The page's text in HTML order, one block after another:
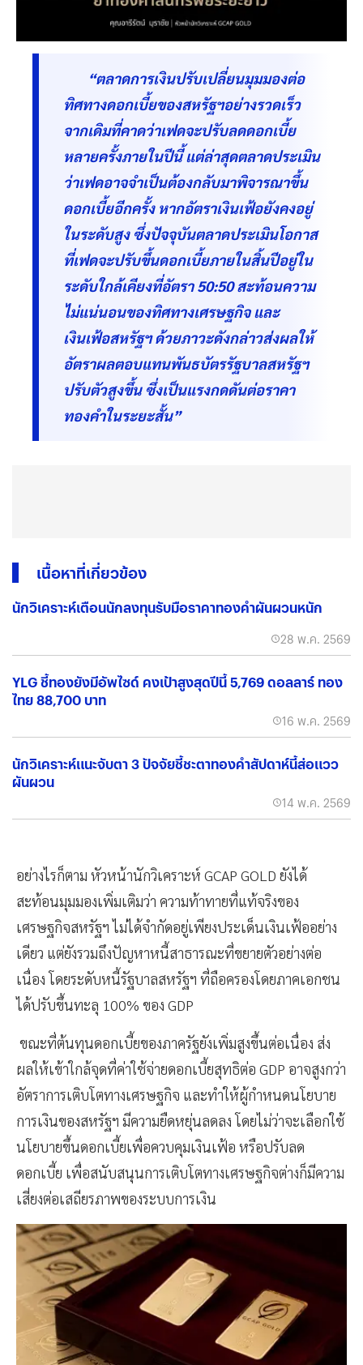
“ตลาดการเงินปรับเปลี่ยนมุมมองต่อ
ทิศทางดอกเบี้ยของสหรัฐฯอย่างรวดเร็ว
จากเดิมที่คาดว่าเฟดจะปรับลดดอกเบี้ย
หลายครั้งภายในปีนี้ แต่ล่าสุดตลาดประเมิน
ว่าเฟดอาจจำเป็นต้องกลับมาพิจารณาขึ้น
ดอกเบี้ยอีกครั้ง หากอัตราเงินเฟ้อยังคงอยู่
ในระดับสูง ซึ่งปัจจุบันตลาดประเมินโอกาส
ที่เฟดจะปรับขึ้นดอกเบี้ยภายในสิ้นปีอยู่ใน
ระดับใกล้เคียงที่อัตรา 50:50 สะท้อนความ
ไม่แน่นอนของทิศทางเศรษฐกิจ และ
เงินเฟ้อสหรัฐฯ ด้วยภาวะดังกล่าวส่งผลให้
อัตราผลตอบแทนพันธบัตรรัฐบาลสหรัฐฯ
ปรับตัวสูงขึ้น ซึ่งเป็นแรงกดดันต่อราคา
ทองคำในระยะสั้น”
เนื้อหาที่เกี่ยวข้อง
นักวิเคราะห์เตือนนักลงทุนรับมือราคาทองคำผันผวนหนัก
28 พ.ค. 2569
YLG ชี้ทองยังมีอัพไซด์ คงเป้าสูงสุดปีนี้ 5,769 ดอลลาร์ ทอง
ไทย 88,700 บาท
16 พ.ค. 2569
นักวิเคราะห์แนะจับตา 3 ปัจจัยชี้ชะตาทองคำสัปดาห์นี้ส่อแวว
ผันผวน
14 พ.ค. 2569
อย่างไรก็ตาม หัวหน้านักวิเคราะห์ GCAP GOLD ยังได้
สะท้อนมุมมองเพิ่มเติมว่า ความท้าทายที่แท้จริงของ
เศรษฐกิจสหรัฐฯ ไม่ได้จำกัดอยู่เพียงประเด็นเงินเฟ้ออย่าง
เดียว แต่ยังรวมถึงปัญหาหนี้สาธารณะที่ขยายตัวอย่างต่อ
เนื่อง โดยระดับหนี้รัฐบาลสหรัฐฯ ที่ถือครองโดยภาคเอกชน
ได้ปรับขึ้นทะลุ 100% ของ GDP
ขณะที่ต้นทุนดอกเบี้ยของภาครัฐยังเพิ่มสูงขึ้นต่อเนื่อง ส่ง
ผลให้เข้าใกล้จุดที่ค่าใช้จ่ายดอกเบี้ยสุทธิต่อ GDP อาจสูงกว่า
อัตราการเติบโตทางเศรษฐกิจ และทำให้ผู้กำหนดนโยบาย
การเงินของสหรัฐฯ มีความยืดหยุ่นลดลง โดยไม่ว่าจะเลือกใช้
นโยบายขึ้นดอกเบี้ยเพื่อควบคุมเงินเฟ้อ หรือปรับลด
ดอกเบี้ย เพื่อสนับสนุนการเติบโตทางเศรษฐกิจต่างก็มีความ
เสี่ยงต่อเสถียรภาพของระบบการเงิน